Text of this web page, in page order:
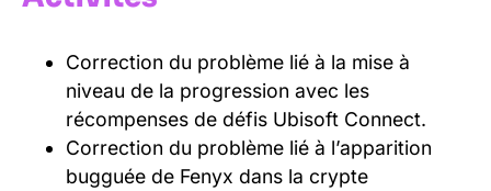
Correction du problème lié à la mise à
niveau de la progression avec les
récompenses de défis Ubisoft Connect.
Correction du problème lié à l’apparition
bugguée de Fenyx dans la crypte